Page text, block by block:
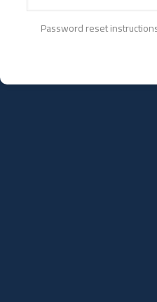
Password reset